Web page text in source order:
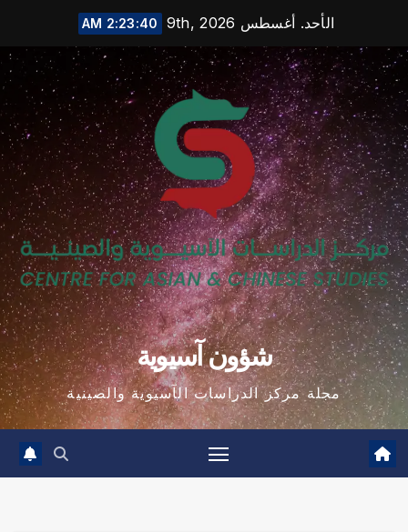
content
الأحد. أغسطس 9th, 2026 2:23:41 AM
شؤون آسيوية
مجلة مركز الدراسات الآسيوية والصينية